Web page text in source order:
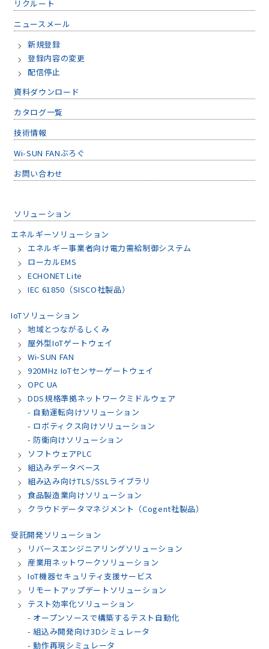
リクルート
ニュースメール
新規登録
登録内容の変更
配信停止
資料ダウンロード
カタログ一覧
技術情報
Wi-SUN FANぶろぐ
お問い合わせ
ソリューション
エネルギーソリューション
エネルギー事業者向け電力需給制御システム
ローカルEMS
ECHONET Lite
IEC 61850（SISCO社製品）
IoTソリューション
地域とつながるしくみ
屋外型IoTゲートウェイ
Wi-SUN FAN
920MHz IoTセンサーゲートウェイ
OPC UA
DDS規格準拠ネットワークミドルウェア
- 自動運転向けソリューション
- ロボティクス向けソリューション
- 防衛向けソリューション
ソフトウェアPLC
組込みデータベース
組み込み向けTLS/SSLライブラリ
食品製造業向けソリューション
クラウドデータマネジメント（Cogent社製品）
受託開発ソリューション
リバースエンジニアリングソリューション
産業用ネットワークソリューション
IoT機器セキュリティ支援サービス
リモートアップデートソリューション
テスト効率化ソリューション
- オープンソースで構築するテスト自動化
- 組込み開発向け3Dシミュレータ
- 動作再現シミュレータ